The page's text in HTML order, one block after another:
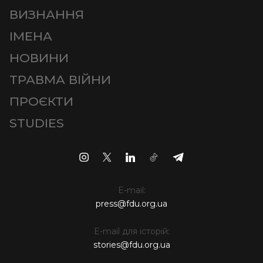
ВИЗНАННЯ
ІМЕНА
НОВИНИ
ТРАВМА ВІЙНИ
ПРОЄКТИ
STUDIES
E-mail:
press@fdu.org.ua
E-mail для історій:
stories@fdu.org.ua